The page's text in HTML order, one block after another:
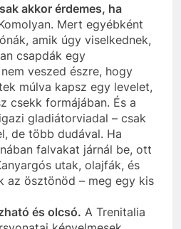
akkor érdemes, ha
Mert egyébként
amik úgy viselkednek,
csapdák egy
veszed észre, hogy
múlva kapsz egy levelet,
csekk formájában. És a
gladiátorviadal – csak
de több dudával. Ha
falvakat járnál be, ott
utak, olajfák, és
az ösztönöd – meg egy kis
és olcsó. A Trenitalia